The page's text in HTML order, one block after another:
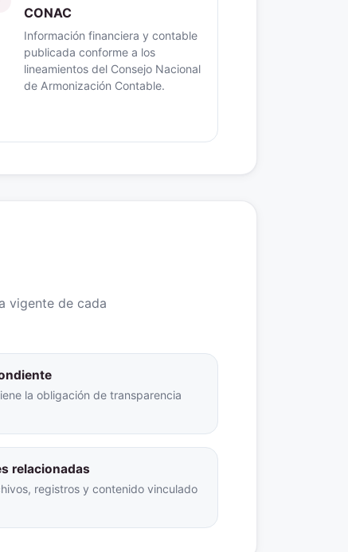
CONAC
Información financiera y contable
publicada conforme a los
lineamientos del Consejo Nacional
de Armonización Contable.
vigente de cada
la obligación de transparencia
relacionadas
registros y contenido vinculado